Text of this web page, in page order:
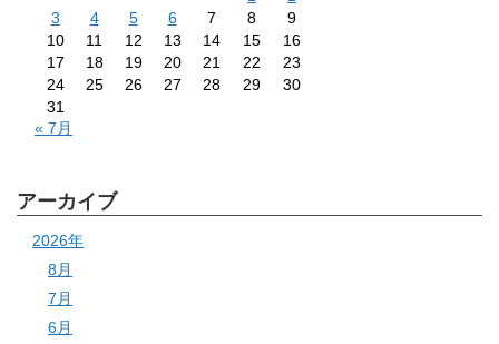
3
4 5 6 7 8
9
10
11 12 13 14 15
16
17
18 19 20 21 22
23
24
25 26 27 28 29
30
31
« 7月
アーカイブ
2026年
8月
7月
6月